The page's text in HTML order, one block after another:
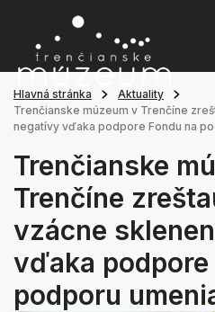
Hlavná stránka
Aktuality
Trenčianske múzeum v Trenčíne
negatívy vďaka podpore Fondu na
Trenčianske
Trenčíne
vzácne
vďaka podpore
podporu